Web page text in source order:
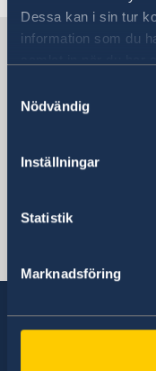
Dessa kan i sin tur
information som du
Nödvändig
Inställningar
Statistik
Marknadsföring
Moving to
Sweden in
Sweden's
Eritrea,
Swedish
Asmara
+291 1 12 65 66
Sweden has